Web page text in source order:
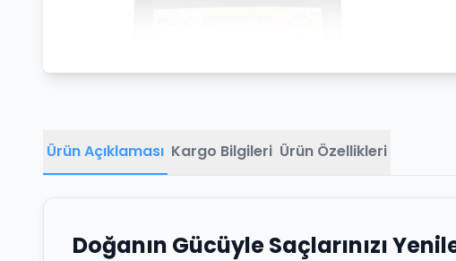
Ürün Açıklaması Kargo Bilgileri Ürün Özellikleri
Doğanın Gücüyle Saçlarınızı